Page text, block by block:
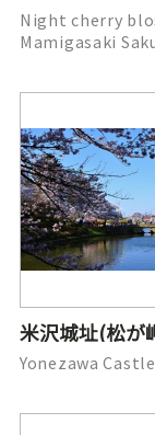
Night cherry
Mamigasaki
米沢城址(松が
Yonezawa